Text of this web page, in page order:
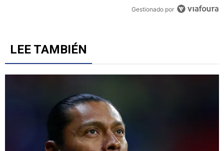
Gestionado por
LEE TAMBIÉN